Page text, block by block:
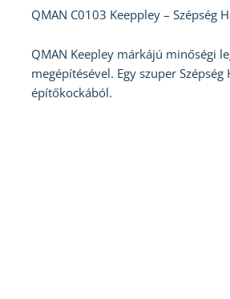
QMAN C0103 Keeppley – Szépség
QMAN Keepley márkájú minőségi
megépítésével. Egy szuper
építőkockából.